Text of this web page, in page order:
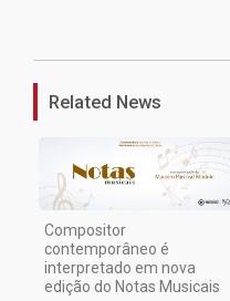
Related News
Compositor
contemporâneo é
interpretado em nova
edição do Notas Musicais